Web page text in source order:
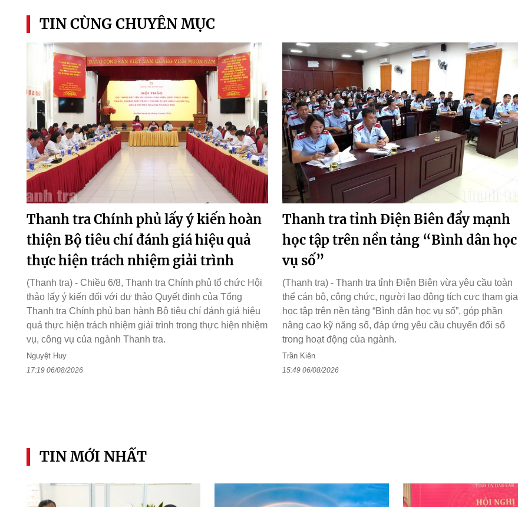
TIN CÙNG CHUYÊN MỤC
Thanh tra Chính phủ lấy ý kiến hoàn
thiện Bộ tiêu chí đánh giá hiệu quả
thực hiện trách nhiệm giải trình
(Thanh tra) - Chiều 6/8, Thanh tra Chính phủ tổ chức Hội
thảo lấy ý kiến đối với dự thảo Quyết định của Tổng
Thanh tra Chính phủ ban hành Bộ tiêu chí đánh giá hiệu
quả thực hiện trách nhiệm giải trình trong thực hiện nhiệm
vụ, công vụ của ngành Thanh tra.
Nguyệt Huy
17:19 06/08/2026
Thanh tra tỉnh Điện Biên đẩy mạnh
học tập trên nền tảng “Bình dân học
vụ số”
(Thanh tra) - Thanh tra tỉnh Điện Biên vừa yêu cầu toàn
thể cán bộ, công chức, người lao động tích cực tham gia
học tập trên nền tảng “Bình dân học vụ số”, góp phần
nâng cao kỹ năng số, đáp ứng yêu cầu chuyển đổi số
trong hoạt động của ngành.
Trần Kiên
15:49 06/08/2026
TIN MỚI NHẤT